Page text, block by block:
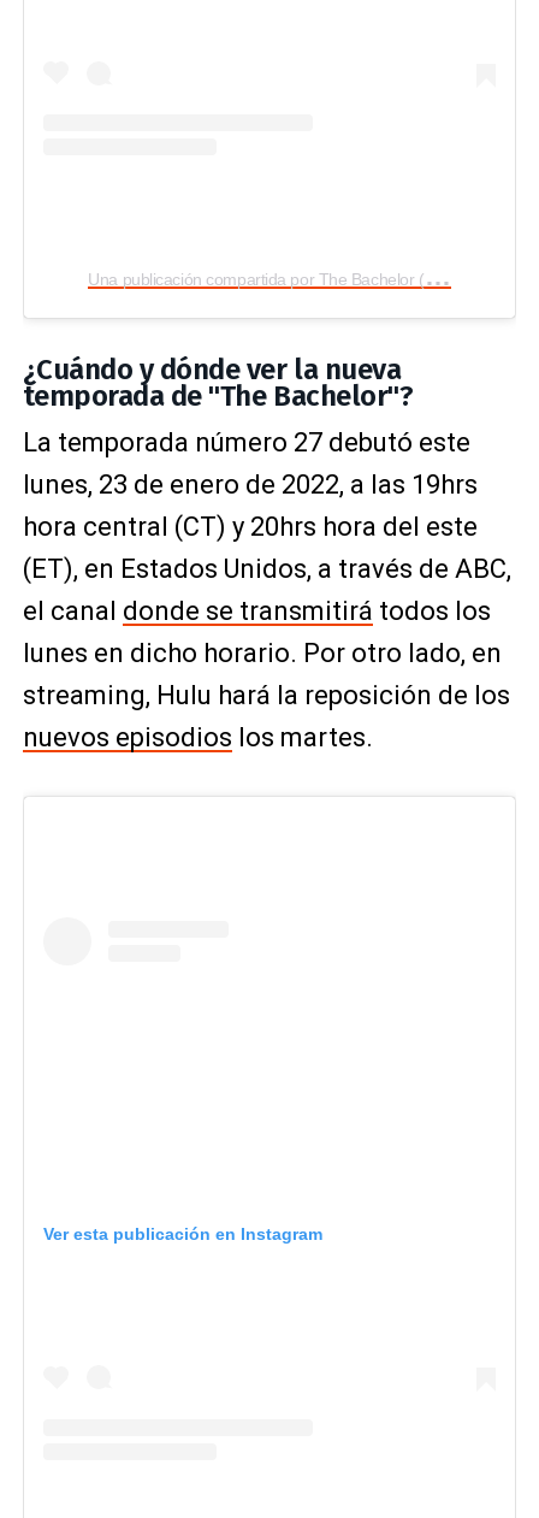
U
na publicación compartida por The Bachelor (@bachelorabc)
¿Cuándo y dónde ver la nueva
temporada de "The Bachelor"?
La temporada número 27 debutó este
lunes, 23 de enero de 2022, a las 19hrs
hora central (CT) y 20hrs hora del este
(ET), en Estados Unidos, a través de ABC,
el canal donde se transmitirá todos los
lunes en dicho horario. Por otro lado, en
streaming, Hulu hará la reposición de los
nuevos episodios los martes.
Ver esta publicación en Instagram